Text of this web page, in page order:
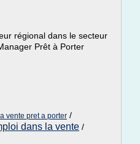
régional dans le secteur
Prêt à Porter
vente pret a porter /
dans la vente /